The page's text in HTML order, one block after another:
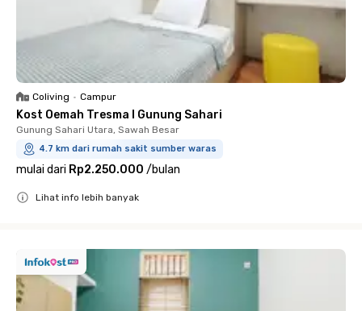
Coliving • Campur
Kost Oemah Tresma I Gunung Sahari
Gunung Sahari Utara, Sawah Besar
4.7 km dari rumah sakit sumber waras
mulai dari Rp2.250.000 /bulan
Lihat info lebih banyak